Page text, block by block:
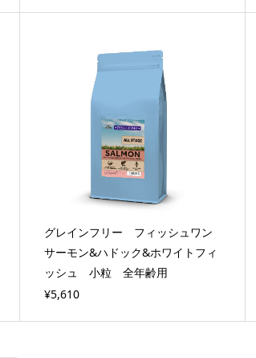
グレインフリー フィッシュワン
サーモン&ハドック&ホワイトフィ
ッシュ 小粒 全年齢用
¥5,610